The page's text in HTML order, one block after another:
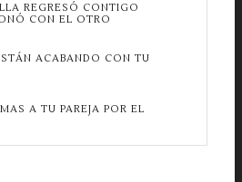
REGRESÓ CONTIGO
CON EL OTRO
ACABANDO CON TU
A TU PAREJA POR EL